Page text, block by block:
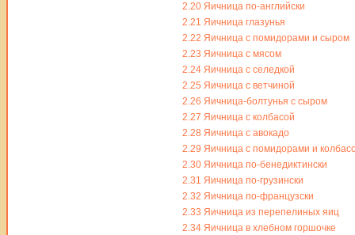
2.20Яичница по-английски
2.21 Яичница глазунья
2.22 Яичница с помидорами и сыром
2.23 Яичница с мясом
2.24Яичница с селедкой
2.25 Яичница с ветчиной
2.26 Яичница-болтунья с сыром
2.27 Яичница с колбасой
2.28 Яичница с авокадо
2.29 Яичница с помидорами и
2.30Яичница по-бенедиктински
2.31 Яичница по-грузински
2.32 Яичница по-французски
2.33 Яичница из перепелиных яиц
2.34Яичница в хлебном горшочке